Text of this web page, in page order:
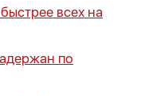
всех на
по